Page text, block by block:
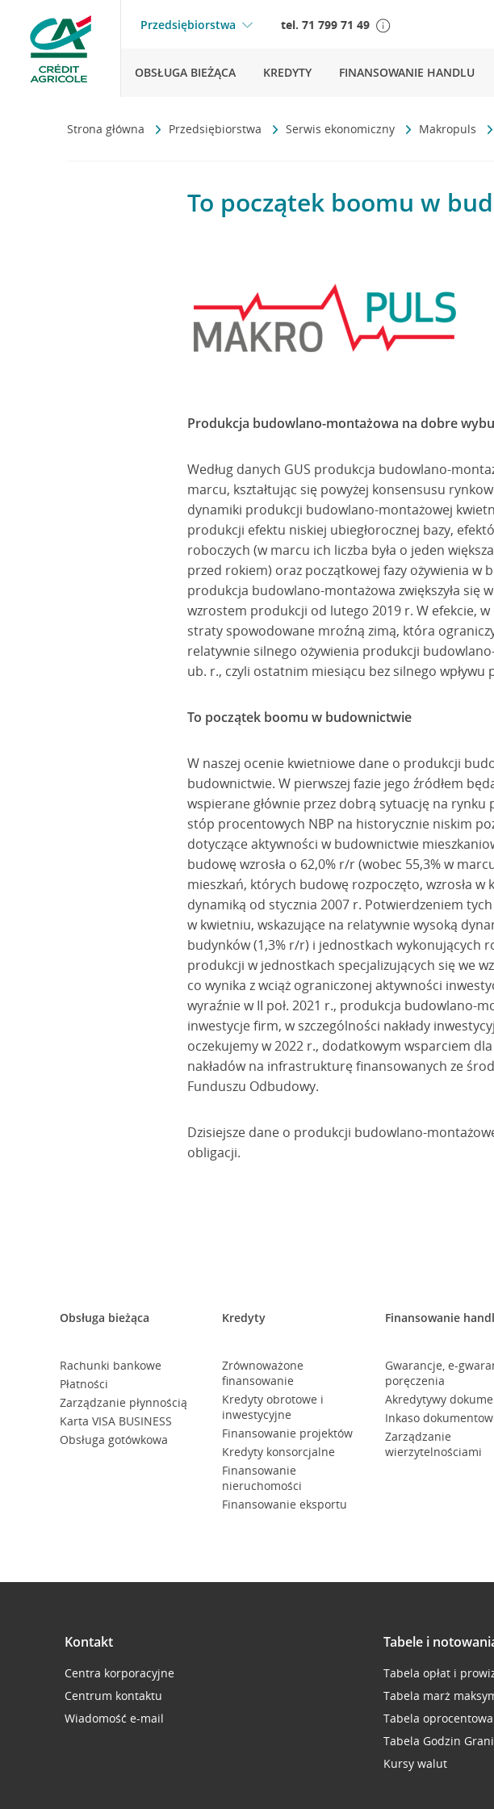
Przedsiębiorstwa tel. 71 799 71 49
OBSŁUGA BIEŻĄCA KREDYTY FINANSOWANIE HANDLU
Strona główna Przedsiębiorstwa Serwis ekonomiczny Makropuls
To początek boomu w
Produkcja budowlano-montażowa na dobre
Według danych GUS produkcja budowlano-
marcu, kształtując się powyżej konsensusu
dynamiki produkcji budowlano-montażowej
produkcji efektu niskiej ubiegłorocznej bazy,
roboczych (w marcu ich liczba była o jeden
przed rokiem) oraz początkowej fazy ożywienia w
produkcja budowlano-montażowa zwiększyła się
wzrostem produkcji od lutego 2019 r. W efekcie,
straty spowodowane mroźną zimą, która
relatywnie silnego ożywienia produkcji
ub. r., czyli ostatnim miesiącu bez silnego
To początek boomu w budownictwie
W naszej ocenie kwietniowe dane o produkcji
budownictwie. W pierwszej fazie jego źródłem
wspierane głównie przez dobrą sytuację na rynku
stóp procentowych NBP na historycznie niskim
dotyczące aktywności w budownictwie
budowę wzrosła o 62,0% r/r (wobec 55,3% w
mieszkań, których budowę rozpoczęto, wzrosła w
dynamiką od stycznia 2007 r. Potwierdzeniem
w kwietniu, wskazujące na relatywnie wysoką
budynków (1,3% r/r) i jednostkach wykonujących
produkcji w jednostkach specjalizujących się we
co wynika z wciąż ograniczonej aktywności
wyraźnie w II poł. 2021 r., produkcja budowlano-
inwestycje firm, w szczególności nakłady
oczekujemy w 2022 r., dodatkowym wsparciem
nakładów na infrastrukturę finansowanych ze
Funduszu Odbudowy.
Dzisiejsze dane o produkcji budowlano-
obligacji.
Obsługa bieżąca
Rachunki bankowe
Płatności
Zarządzanie płynnością
Karta VISA BUSINESS
Obsługa gotówkowa
Kredyty
Zrównoważone
finansowanie
Kredyty obrotowe i
inwestycyjne
Finansowanie projektów
Kredyty konsorcjalne
Finansowanie
nieruchomości
Finansowanie eksportu
Finansowanie
Gwarancje, e-
poręczenia
Akredytywy
Inkaso
Zarządzanie
wierzytelnościami
Kontakt
Centra korporacyjne
Centrum kontaktu
Wiadomość e-mail
Tabele i
Tabela opłat i
Tabela marż
Tabela
Tabela Godzin
Kursy walut